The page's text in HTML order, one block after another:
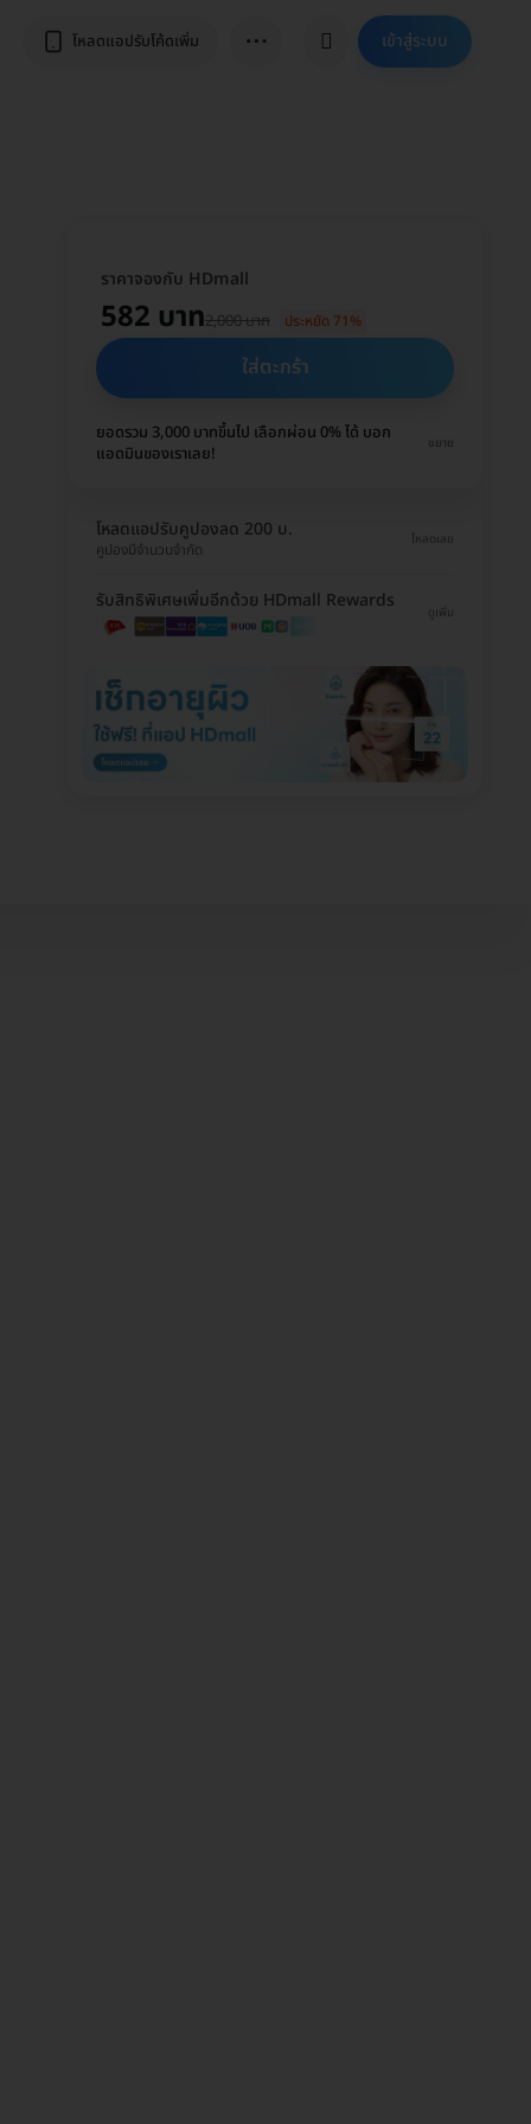
โหลดแอปรับโค้ดเพิ่ม ⋯ เข้าสู่ระบบ
ราคาจองกับ HDmall
582 บาท2,000 บาท ประหยัด 71%
ใส่ตะกร้า
ยอดรวม 3,000 บาทขึ้นไป เลือกผ่อน 0% ได้ บอก
แอดมินของเราเลย!
ขยาย
โหลดแอปรับคูปองลด 200 บ.
คูปองมีจำนวนจำกัด
โหลดเลย
รับสิทธิพิเศษเพิ่มอีกด้วย HDmall Rewards
ดูเพิ่ม